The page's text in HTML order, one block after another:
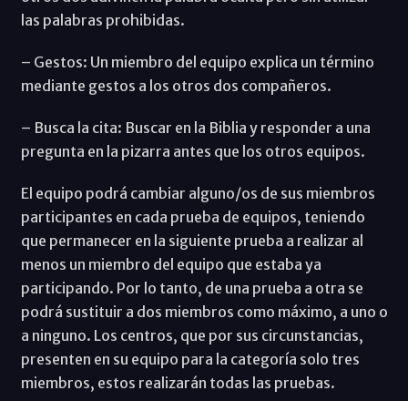
las palabras prohibidas.
– Gestos: Un miembro del equipo explica un término
mediante gestos a los otros dos compañeros.
– Busca la cita: Buscar en la Biblia y responder a una
pregunta en la pizarra antes que los otros equipos.
El equipo podrá cambiar alguno/os de sus miembros
participantes en cada prueba de equipos, teniendo
que permanecer en la siguiente prueba a realizar al
menos un miembro del equipo que estaba ya
participando. Por lo tanto, de una prueba a otra se
podrá sustituir a dos miembros como máximo, a uno o
a ninguno. Los centros, que por sus circunstancias,
presenten en su equipo para la categoría solo tres
miembros, estos realizarán todas las pruebas.